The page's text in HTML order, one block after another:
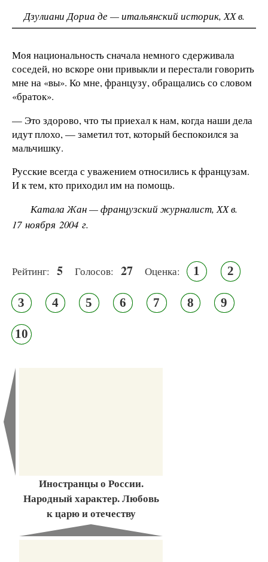
Дзулиани Дориа де — итальянский историк, ХХ в.
Моя национальность сначала немного сдерживала
соседей, но вскоре они привыкли и перестали говорить
мне на «вы». Ко мне, французу, обращались со словом
«браток».
— Это здорово, что ты приехал к нам, когда наши дела
идут плохо, — заметил тот, который беспокоился за
мальчишку.
Русские всегда с уважением относились к французам.
И к тем, кто приходил им на помощь.
Катала Жан — французский журналист, ХХ в.
17 ноября 2004 г.
Рейтинг: 5 Голосов: 27 Оценка: 1 2
3 4 5 6 7 8 9
10
Иностранцы о России.
Народный характер. Любовь
к царю и отечеству